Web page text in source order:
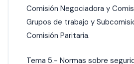
Comisión Negociadora y
Grupos de trabajo y
Comisión Paritaria.
Tema 5.- Normas sobre